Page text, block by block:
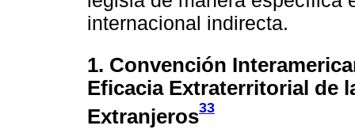
internacional indirecta.
1. Convención
Eficacia Extraterritorial de
Extranjeros33